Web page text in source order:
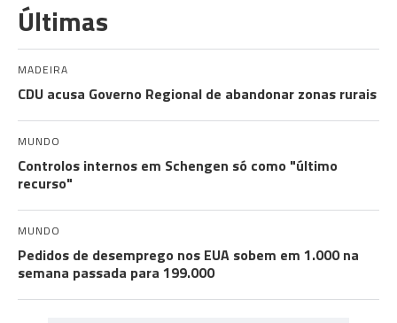
Últimas
MADEIRA
CDU acusa Governo Regional de abandonar zonas rurais
MUNDO
Controlos internos em Schengen só como "último
recurso"
MUNDO
Pedidos de desemprego nos EUA sobem em 1.000 na
semana passada para 199.000